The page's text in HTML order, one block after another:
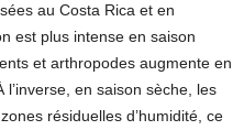
au Costa Rica et en
est plus intense en saison
et arthropodes augmente en
l’inverse, en saison sèche, les
résiduelles d’humidité, ce